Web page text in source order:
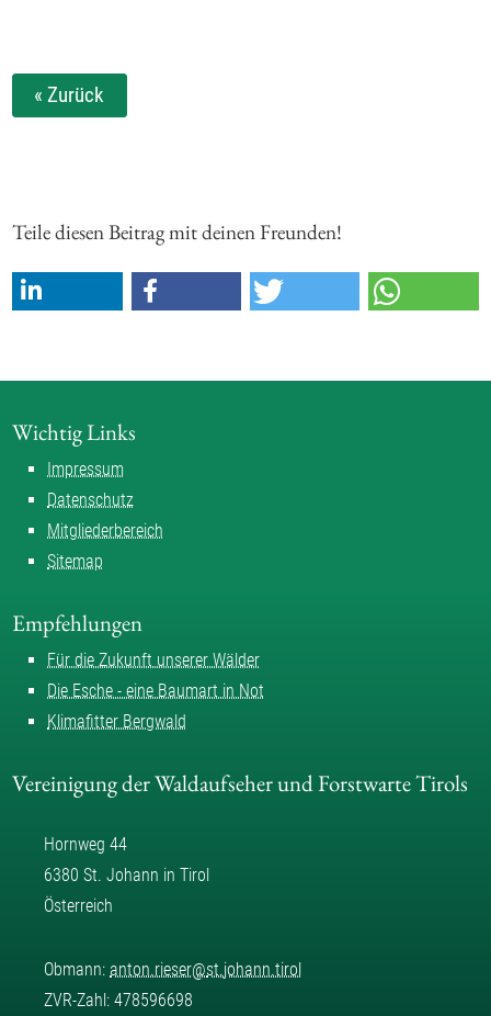
« Zurück
Teile diesen Beitrag mit deinen Freunden!
Wichtig Links
Impressum
Datenschutz
Mitgliederbereich
Sitemap
Empfehlungen
Für die Zukunft unserer Wälder
Die Esche - eine Baumart in Not
Klimafitter Bergwald
Vereinigung der Waldaufseher und Forstwarte Tirols
Hornweg 44
6380 St. Johann in Tirol
Österreich
Obmann: anton.rieser@st.johann.tirol
ZVR-Zahl: 478596698